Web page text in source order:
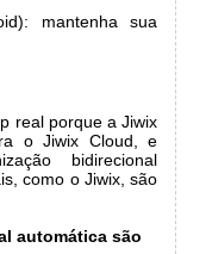
mantenha sua
real porque a Jiwix
o Jiwix Cloud, e
bidirecional
como o Jiwix, são
automática são